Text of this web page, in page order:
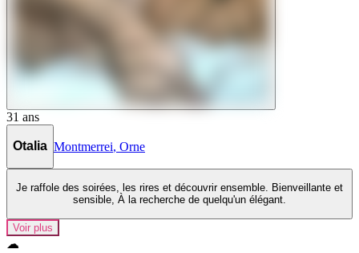
31 ans
Otalia Montmerrei Orne
Je raffole des soirées, les rires et découvrir ensemble. Bienveillante et
sensible, À la recherche de quelqu'un élégant.
Voir plus
☁